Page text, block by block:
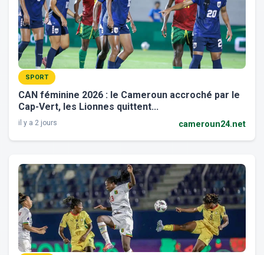
SPORT
CAN féminine 2026 : le Cameroun accroché par le
Cap-Vert, les Lionnes quittent...
il y a 2 jours cameroun24.net